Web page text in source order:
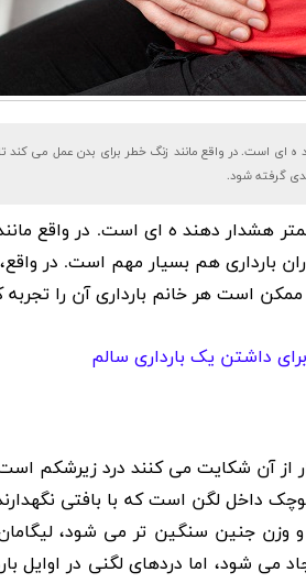
ای است. در واقع مانند زنگ خطر برای بدن عمل می کند تا
جدی گرفته شود.
هشدار دهند ه ای است. در واقع
بارداری هم بسیار مهم است. در واقع،
است هر خانم بارداری آن را تجربه
داشتن یک بارداری سالم
از آن شکایت می کنند درد زیرشکم
داخل لگن است که با بافتی
وزن جنین سنگین تر می شود،
می شود، اما دردهای لگنی در اوایل